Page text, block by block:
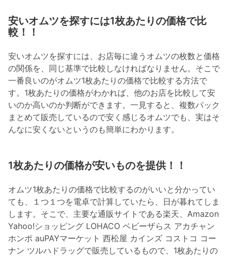
安いオムツを探すには1枚あたりの価格で比
較！！
安いオムツを探すには、お店毎に違うオムツの枚数と価格
の関係を、同じ基準で比較しなければなりません。そこで
一番良いのがオムツ1枚あたりの価格で比較する方法で
す。1枚あたりの価格がわかれば、他のお店を比較して安
いのか高いのか判断ができます。一見すると、複数パック
まとめて販売しているので安く感じるオムツでも、実はそ
んなに安くないというのも簡単にわかります。
1枚あたりの価格が安いものを提供！！
オムツ1枚あたりの価格で比較するのがいいと分かってい
ても、１つ１つを電卓で計算していたら、日が暮れてしま
します。そこで、主要な通販サイトである楽天、Amazon
Yahoo!ショッピング LOHACO ベビーザらス アカチャン
ホンポ auPAYマーケット 西松屋 カインズ コストコ コー
ナン ツルハドラッグで販売しているもので、1枚あたりの